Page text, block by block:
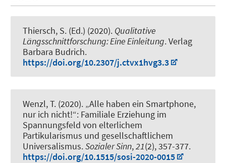
Thiersch, S. (Ed.) (2020). Qualitative
Längsschnittforschung: Eine Einleitung. Verlag
Barbara Budrich.
https://doi.org/10.2307/j.ctvx1hvg3.3
Wenzl, T. (2020). „Alle haben ein Smartphone,
nur ich nicht!“: Familiale Erziehung im
Spannungsfeld von elterlichem
Partikularismus und gesellschaftlichem
Universalismus.Sozialer Sinn,21(2), 357-377.
https://doi.org/10.1515/sosi-2020-0015